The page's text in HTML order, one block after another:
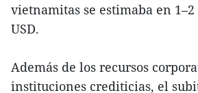
vietnamitas se estimaba en
USD.
Además de los recursos
instituciones crediticias, el